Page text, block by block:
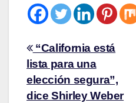
“California está
lista para una
elección segura”,
dice Shirley Weber